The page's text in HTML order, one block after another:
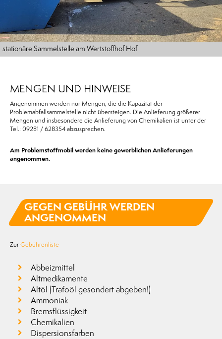
stationäre Sammelstelle am Wertstoffhof Hof
MENGEN UND HINWEISE
Angenommen werden nur Mengen, die die Kapazität der
Problemabfallsammelstelle nicht übersteigen. Die Anlieferung größerer
Mengen und insbesondere die Anlieferung von Chemikalien ist unter der
Tel.: 09281 / 628354 abzusprechen.
Am Problemstoffmobil werden keine gewerblichen Anlieferungen
angenommen.
GEGEN GEBÜHR WERDEN
ANGENOMMEN
Zur Gebührenliste
Abbeizmittel
Altmedikamente
Altöl (Trafoöl gesondert abgeben!)
Ammoniak
Bremsflüssigkeit
Chemikalien
Dispersionsfarben